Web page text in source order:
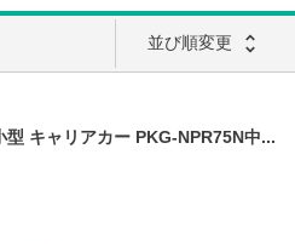
並び順変更 unfold_more
型 キャリアカー PKG-NPR75N中...